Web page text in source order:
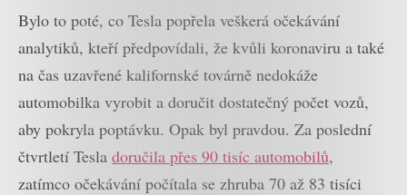
Bylo to poté, co Tesla popřela veškerá očekávání
analytiků, kteří předpovídali, že kvůli koronaviru a také
na čas uzavřené kalifornské továrně nedokáže
automobilka vyrobit a doručit dostatečný počet vozů,
aby pokryla poptávku. Opak byl pravdou. Za poslední
čtvrtletí Tesla doručila přes 90 tisíc automobilů,
zatímco očekávání počítala se zhruba 70 až 83 tisíci